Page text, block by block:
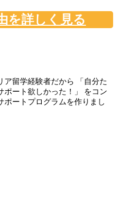
を詳しく見る
ア留学経験者だから
「自分た
ート欲しかった！」
をコン
ポートプログラムを作りまし